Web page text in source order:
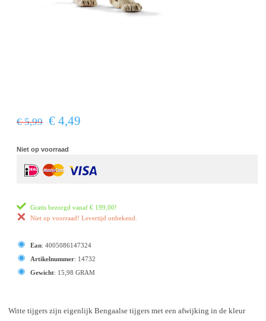
€ 5,99 € 4,49
Niet op voorraad
Gratis bezorgd vanaf € 199,00!
Niet op voorraad! Levertijd onbekend.
Ean: 4005086147324
Artikelnummer: 14732
Gewicht: 15,98 GRAM
Witte tijgers zijn eigenlijk Bengaalse tijgers met een afwijking in de kleur